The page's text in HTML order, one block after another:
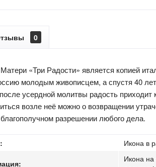
0
«Три Радости» является копией
молодым живописцем, а спустя 40
усердной молитвы радость
возле неё можно о возвращении
разрешении любого дела.
Икона в
Икона на